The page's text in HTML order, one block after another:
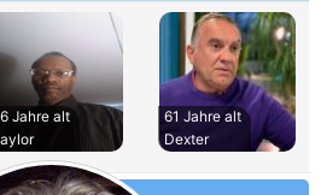
Jahre alt
61 Jahre alt
Dexter